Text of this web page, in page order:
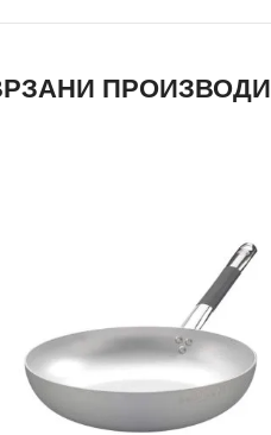
ПРОИЗВОДИ